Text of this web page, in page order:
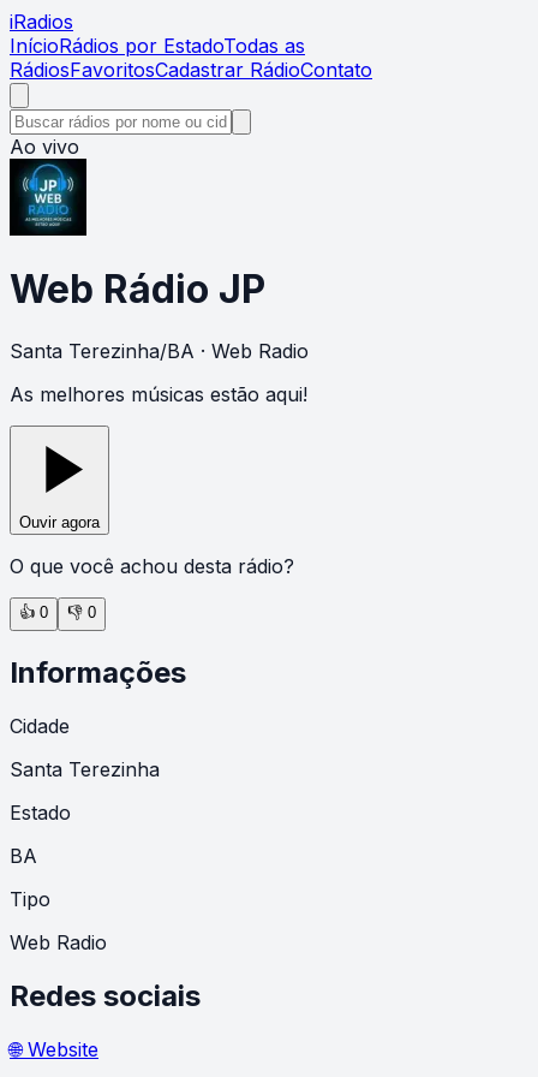
iRadios
InícioRádios por EstadoTodas as
RádiosFavoritosCadastrar RádioContato
Ao vivo
Web Rádio JP
Santa Terezinha/BA · Web Radio
As melhores músicas estão aqui!
Ouvir agora
O que você achou desta rádio?
👍 0 👎 0
Informações
Cidade
Santa Terezinha
Estado
BA
Tipo
Web Radio
Redes sociais
🌐 Website